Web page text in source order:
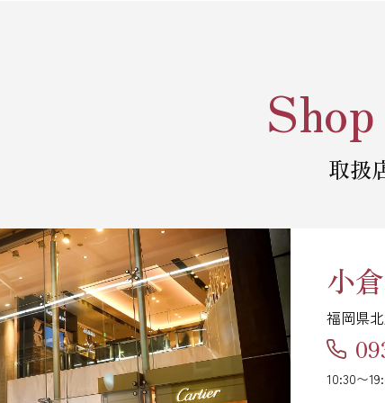
取扱
小
福岡県
10:30〜